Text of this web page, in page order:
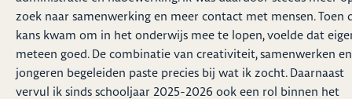
zoek naar samenwerking en meer contact met mensen. Toen
kans kwam om in het onderwijs mee te lopen, voelde dat
meteen goed. De combinatie van creativiteit, samenwerken en
jongeren begeleiden paste precies bij wat ik zocht. Daarnaast
vervul ik sinds schooljaar 2025-2026 ook een rol binnen het